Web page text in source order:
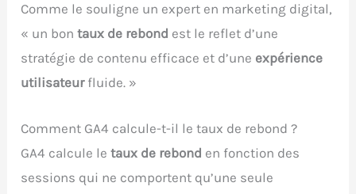
Comme le souligne un expert en marketing digital,
« un bontaux de rebond est le reflet d’une
stratégie de contenu efficace et d’une expérience
utilisateurfluide. »
Comment GA4 calcule-t-il le taux de rebond ?
GA4 calcule letaux de rebond en fonction des
sessions qui ne comportent qu’une seule